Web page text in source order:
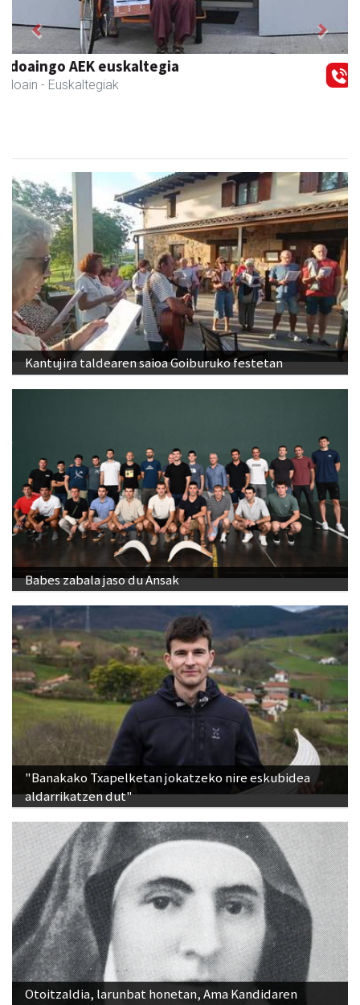
Urrats inprimategia
Andoain - Inprimategiak
Previous Next
Kantujira taldearen saioa Goiburuko festetan
Babes zabala jaso du Ansak
"Banakako Txapelketan jokatzeko nire eskubidea
aldarrikatzen dut"
Otoitzaldia, larunbat honetan, Ama Kandidaren